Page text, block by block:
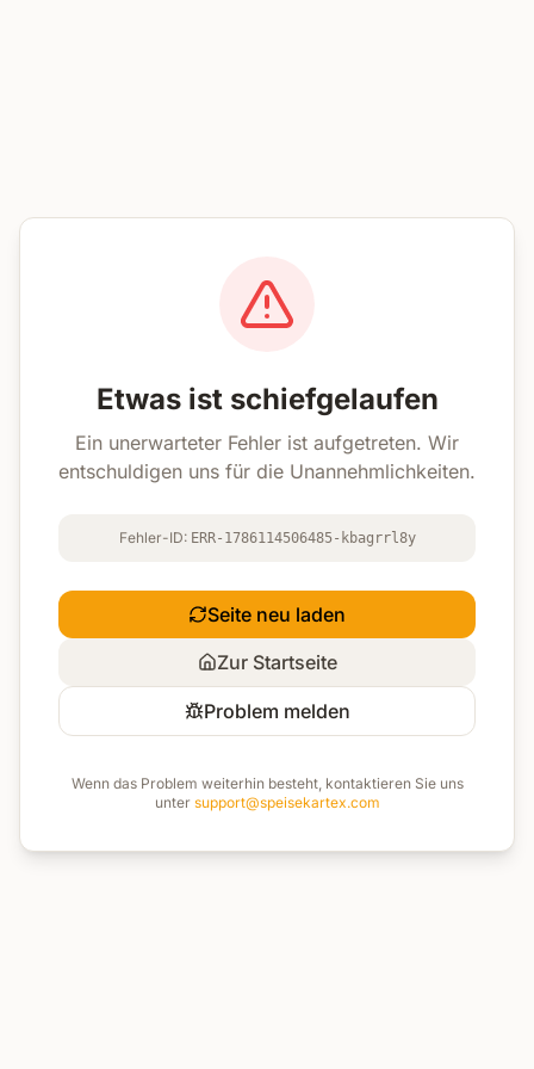
Etwas ist schiefgelaufen
Ein unerwarteter Fehler ist aufgetreten. Wir
entschuldigen uns für die Unannehmlichkeiten.
Fehler-ID: ERR-1786114506485-kbagrrl8y
Seite neu laden
Zur Startseite
Problem melden
Wenn das Problem weiterhin besteht, kontaktieren Sie uns
unter support@speisekartex.com